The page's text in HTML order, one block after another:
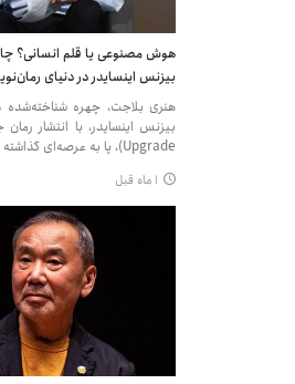
هوش مصنوعی یا قلم انسانی؟
بیزنس اینسایدر در دنیای
هنری بلاجت، چهره شناخته‌شده
Upgrade)، پا به عرصه‌ای گذاشته که این روزها بیش…
۱ ماه قبل